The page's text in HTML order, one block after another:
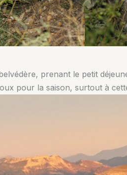
prenant le petit
pour la saison, surtout à